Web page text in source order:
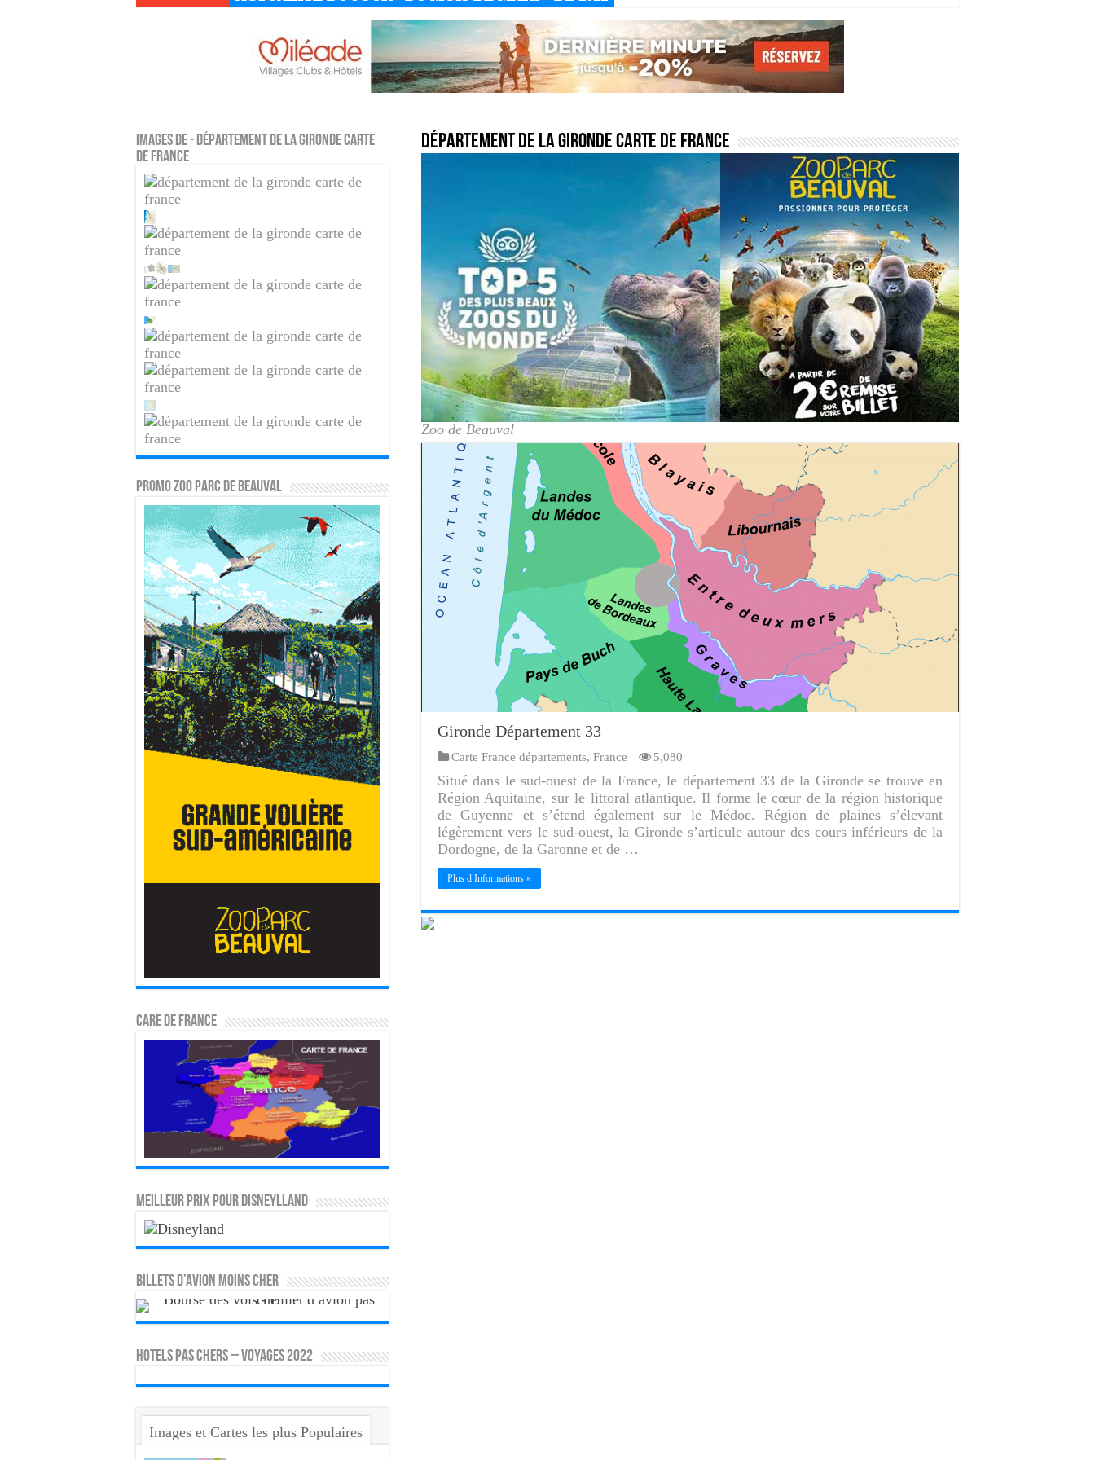
Département de la Gironde Carte de France
Zoo de Beauval
Gironde Département 33
Carte France départements, France 5,080
Situé dans le sud-ouest de la France, le département 33 de la Gironde se trouve en
Région Aquitaine, sur le littoral atlantique. Il forme le cœur de la région historique
de Guyenne et s’étend également sur le Médoc. Région de plaines s’élevant
légèrement vers le sud-ouest, la Gironde s’articule autour des cours inférieurs de la
Dordogne, de la Garonne et de …
Plus d Informations »
Images de - Département de la Gironde Carte
de France
PROMO ZOO PARC DE BEAUVAL
CARE DE FRANCE
MEILLEUR PRIX POUR DISNEYLLAND
Billets d’avion moins cher
HOTELS PAS CHERS – VOYAGES 2022
Images et Cartes les plus Populaires